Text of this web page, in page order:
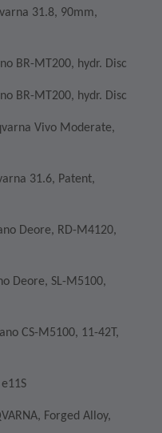
90mm,
MT200, hydr. Disc
MT200, hydr. Disc
Moderate,
31.6, Patent,
RD-M4120,
SL-M5100,
M5100, 11-42T,
Forged Alloy,